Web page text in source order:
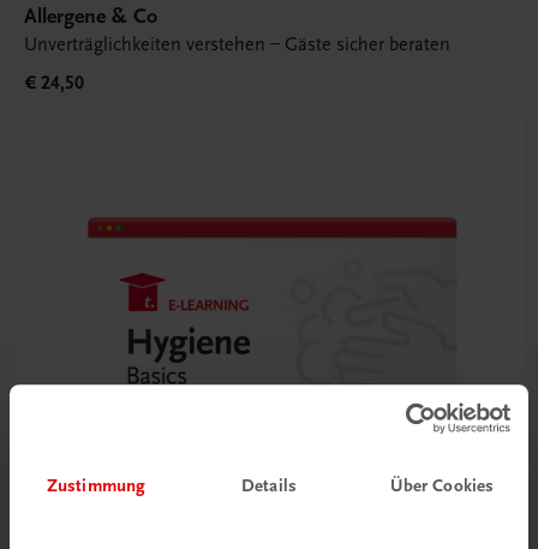
Zustimmung Details Über Cookies
Allergene & Co
Unverträglichkeiten verstehen – Gäste sicher beraten
€ 24,50